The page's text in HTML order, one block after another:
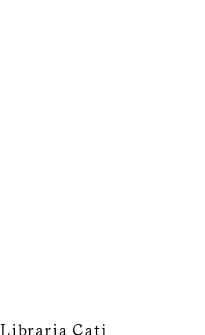
Libraria Cati